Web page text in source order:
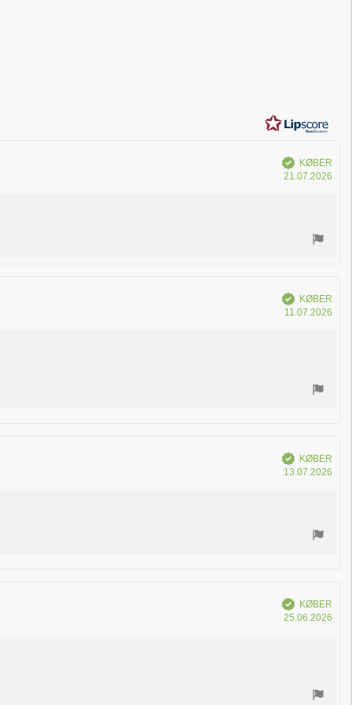
Verificeret
KØBER
21.07.2026
Verificeret
KØBER
11.07.2026
Verificeret
KØBER
13.07.2026
Verificeret
KØBER
25.06.2026